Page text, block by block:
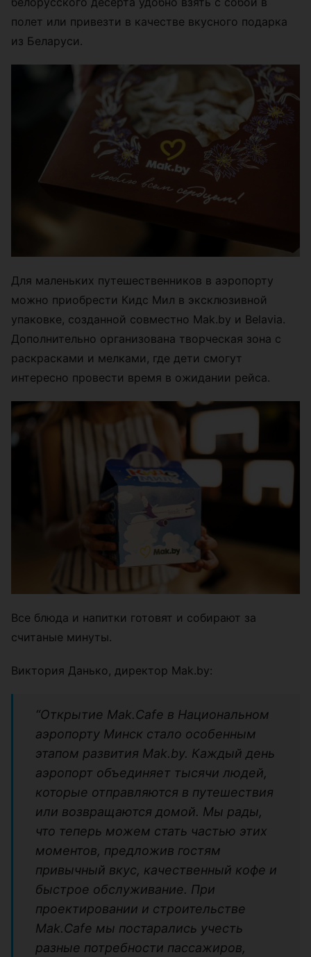
полет или привезти в качестве вкусного подарка
из Беларуси.
Для маленьких путешественников в аэропорту
можно приобрести Кидс Мил в эксклюзивной
упаковке, созданной совместно Mak.by и Belavia.
Дополнительно организована творческая зона с
раскрасками и мелками, где дети смогут
интересно провести время в ожидании рейса.
Все блюда и напитки готовят и собирают за
считаные минуты.
Виктория Данько, директор Mak.by:
“Открытие Mak.Cafe в Национальном
аэропорту Минск стало особенным
этапом развития Mak.by. Каждый день
аэропорт объединяет тысячи людей,
которые отправляются в путешествия
или возвращаются домой. Мы рады,
что теперь можем стать частью этих
моментов, предложив гостям
привычный вкус, качественный кофе и
быстрое обслуживание. При
проектировании и строительстве
Mak.Cafe мы постарались учесть
разные потребности пассажиров,